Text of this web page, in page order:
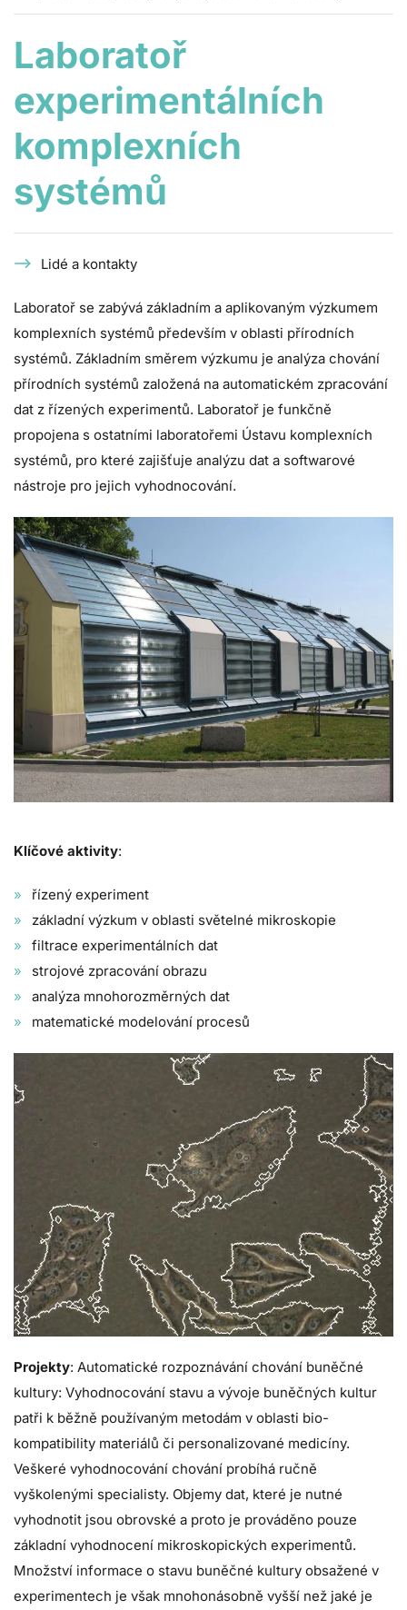
Laboratoř
experimentálních
komplexních
systémů
Lidé a kontakty
Laboratoř se zabývá základním a aplikovaným výzkumem
komplexních systémů především v oblasti přírodních
systémů. Základním směrem výzkumu je analýza chování
přírodních systémů založená na automatickém zpracování
dat z řízených experimentů. Laboratoř je funkčně
propojena s ostatními laboratořemi Ústavu komplexních
systémů, pro které zajišťuje analýzu dat a softwarové
nástroje pro jejich vyhodnocování.
Klíčové aktivity:
řízený experiment
základní výzkum v oblasti světelné mikroskopie
filtrace experimentálních dat
strojové zpracování obrazu
analýza mnohorozměrných dat
matematické modelování procesů
Projekty: Automatické rozpoznávání chování buněčné
kultury: Vyhodnocování stavu a vývoje buněčných kultur
patři k běžně používaným metodám v oblasti bio-
kompatibility materiálů či personalizované medicíny.
Veškeré vyhodnocování chování probíhá ručně
vyškolenými specialisty. Objemy dat, které je nutné
vyhodnotit jsou obrovské a proto je prováděno pouze
základní vyhodnocení mikroskopických experimentů.
Množství informace o stavu buněčné kultury obsažené v
experimentech je však mnohonásobně vyšší než jaké je